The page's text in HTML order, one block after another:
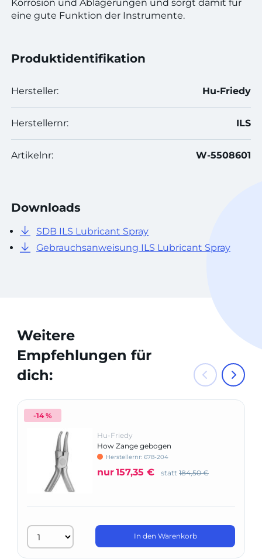
Korrosion und Ablagerungen und sorgt damit für
eine gute Funktion der Instrumente.
Produktidentifikation
Hersteller: Hu-Friedy
Herstellernr: ILS
Artikelnr: W-5508601
Downloads
SDB ILS Lubricant Spray
Gebrauchsanweisung ILS Lubricant Spray
Weitere
Empfehlungen für
dich:
-14 %
Hu-Friedy
How Zange gebogen
Herstellernr: 678-204
nur157,35 € statt 184,50 €
In den Warenkorb